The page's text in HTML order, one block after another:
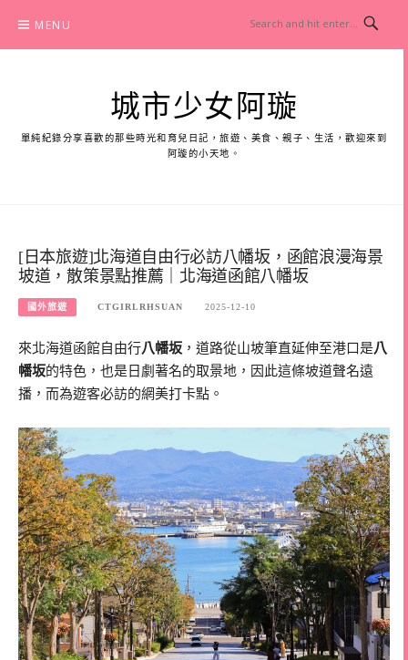
content
MENU
城市少女阿璇
單純紀錄分享喜歡的那些時光和育兒日記，旅遊、美食、親子、生活，歡迎來到
阿璇的小天地。
[日本旅遊]北海道自由行必訪八幡坂，函館浪漫海景
坡道，散策景點推薦｜北海道函館八幡坂
國外旅遊 CTGIRLRHSUAN 2025-12-10
來北海道函館自由行八幡坂 ，道路從山坡筆直延伸至港口是八
幡坂的特色，也是日劇著名的取景地，因此這條坡道聲名遠
播，而為遊客必訪的網美打卡點。